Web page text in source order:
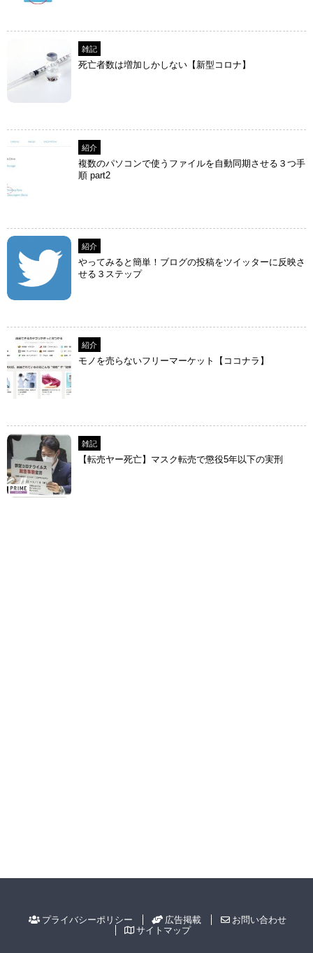
雑記
死亡者数は増加しかしない【新型コロナ】
紹介
複数のパソコンで使うファイルを自動同期させる３つ手
順 part2
紹介
やってみると簡単！ブログの投稿をツイッターに反映さ
せる３ステップ
紹介
モノを売らないフリーマーケット【ココナラ】
雑記
【転売ヤー死亡】マスク転売で懲役5年以下の実刑
プライバシーポリシー 広告掲載
お問い合わせ
サイトマップ